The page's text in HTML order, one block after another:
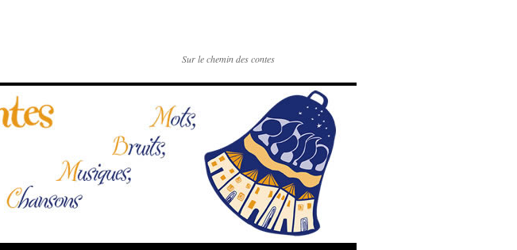
Sur le chemin des contes